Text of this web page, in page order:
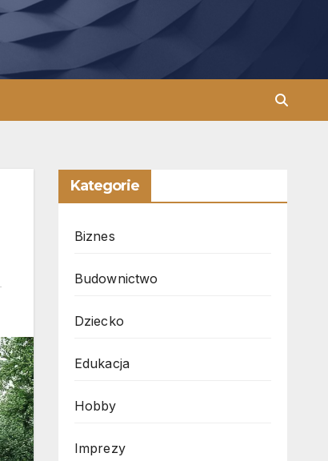
Kategorie
Biznes
Budownictwo
Dziecko
Edukacja
Hobby
Imprezy